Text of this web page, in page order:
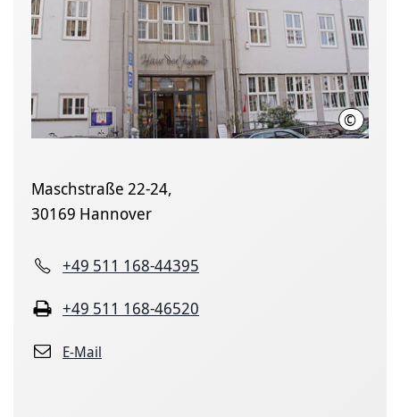
© LHH
Maschstraße 22-24,
30169 Hannover
+49 511 168-44395
+49 511 168-46520
E-Mail